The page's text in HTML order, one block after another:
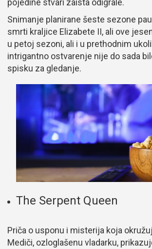
pojedine stvari zaista odigrale.
Snimanje planirane šeste sezone
smrti kraljice Elizabete II, ali ove
u petoj sezoni, ali i u prethodnim
intrigantno ostvarenje nije do sada
spisku za gledanje.
The Serpent Queen
Priča o usponu i misterija koja
Mediči, ozloglašenu vladarku,